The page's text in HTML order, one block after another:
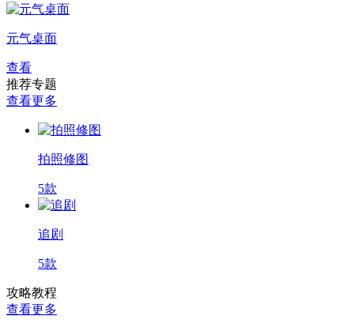
元气桌面
查看
推荐专题
查看更多
拍照修图
5款
追剧
5款
攻略教程
查看更多